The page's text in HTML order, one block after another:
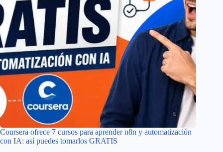
Coursera ofrece 7 cursos para aprender n8n y automatización
con IA: así puedes tomarlos GRATIS